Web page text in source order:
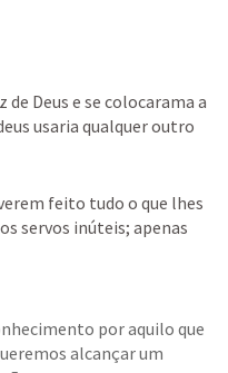
de Deus e se colocarama a
usaria qualquer outro
feito tudo o que lhes
servos inúteis; apenas
por aquilo que
alcançar um